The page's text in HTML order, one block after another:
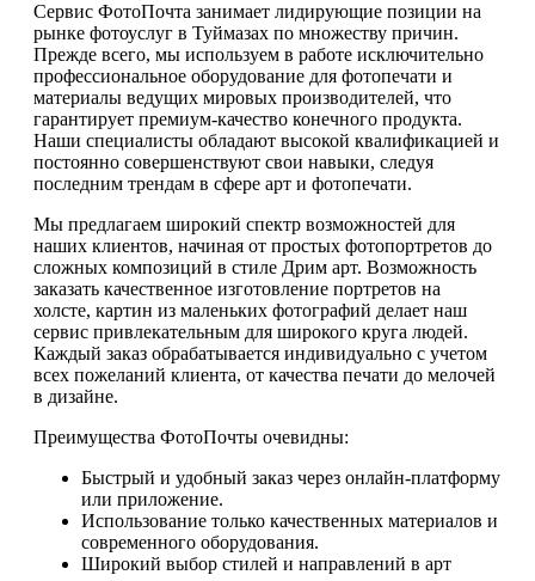
Сервис ФотоПочта занимает лидирующие позиции на
рынке фотоуслуг в Туймазах по множеству причин.
Прежде всего, мы используем в работе исключительно
профессиональное оборудование для фотопечати и
материалы ведущих мировых производителей, что
гарантирует премиум-качество конечного продукта.
Наши специалисты обладают высокой квалификацией и
постоянно совершенствуют свои навыки, следуя
последним трендам в сфере арт и фотопечати.
Мы предлагаем широкий спектр возможностей для
наших клиентов, начиная от простых фотопортретов до
сложных композиций в стиле Дрим арт. Возможность
заказать качественное изготовление портретов на
холсте, картин из маленьких фотографий делает наш
сервис привлекательным для широкого круга людей.
Каждый заказ обрабатывается индивидуально с учетом
всех пожеланий клиента, от качества печати до мелочей
в дизайне.
Преимущества ФотоПочты очевидны:
Быстрый и удобный заказ через онлайн-платформу
или приложение.
Использование только качественных материалов и
современного оборудования.
Широкий выбор стилей и направлений в арт